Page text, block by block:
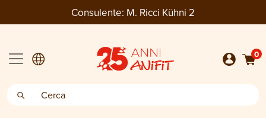
Consulente: M. Ricci Kühni 2
0